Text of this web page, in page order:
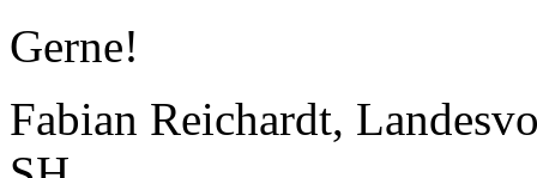
Gerne!
Fabian Reichardt,